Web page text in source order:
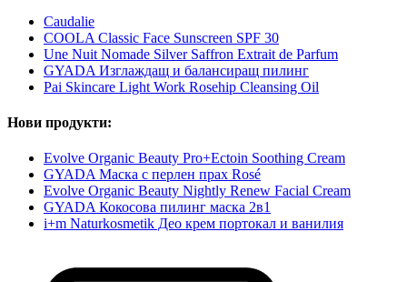
Caudalie
COOLA Classic Face Sunscreen SPF 30
Une Nuit Nomade Silver Saffron Extrait de Parfum
GYADA Изглаждащ и балансиращ пилинг
Pai Skincare Light Work Rosehip Cleansing Oil
Нови продукти:
Evolve Organic Beauty Pro+Ectoin Soothing Cream
GYADA Маска с перлен прах Rosé
Evolve Organic Beauty Nightly Renew Facial Cream
GYADA Кокосова пилинг маска 2в1
i+m Naturkosmetik Део крем портокал и ванилия